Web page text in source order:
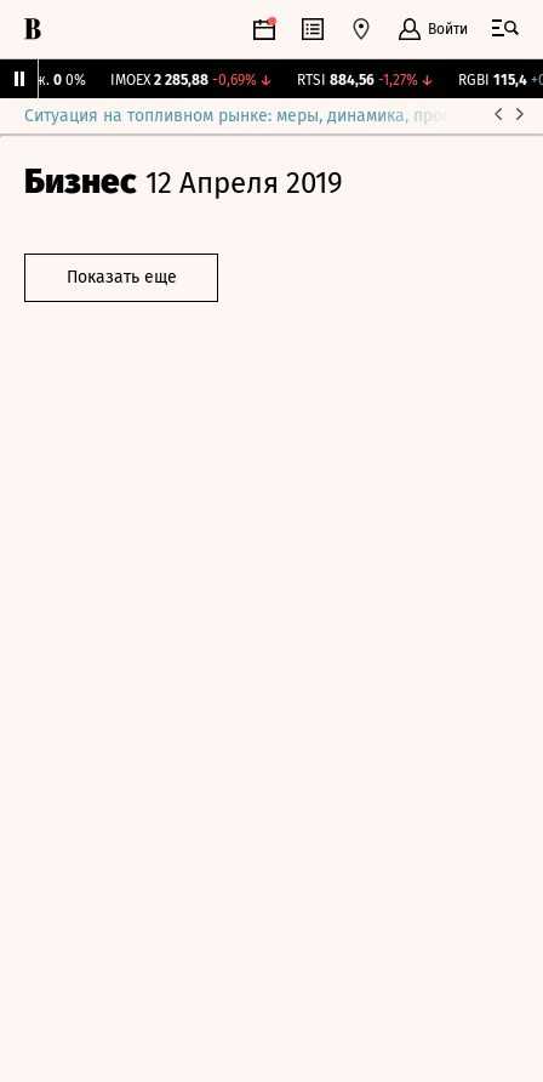
Войти
0 0% IMOEX 2 285,88 -0,69%↓ RTSI 884,56 -1,27%↓ RGBI 115,4
Ситуация на топливном рынке: меры, динамика, прогнозы
Бизнес 12 Апреля 2019
Показать еще